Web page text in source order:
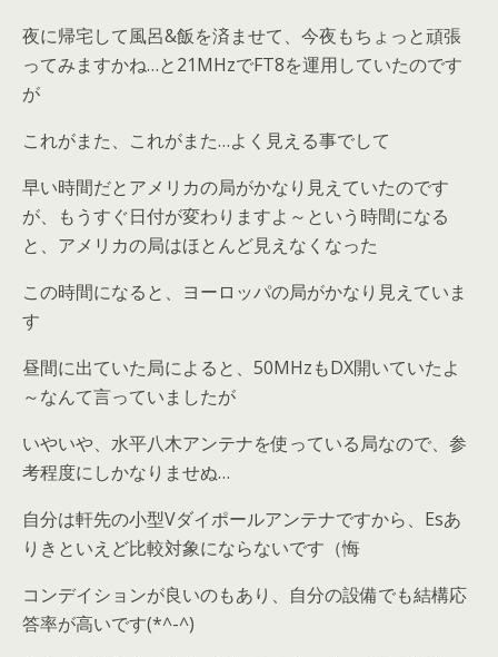
夜に帰宅して風呂&飯を済ませて、今夜もちょっと頑張
ってみますかね…と21MHzでFT8を運用していたのです
が
これがまた、これがまた…よく見える事でして
早い時間だとアメリカの局がかなり見えていたのです
が、もうすぐ日付が変わりますよ～という時間になる
と、アメリカの局はほとんど見えなくなった
この時間になると、ヨーロッパの局がかなり見えていま
す
昼間に出ていた局によると、50MHzもDX開いていたよ
～なんて言っていましたが
いやいや、水平八木アンテナを使っている局なので、参
考程度にしかなりませぬ…
自分は軒先の小型Vダイポールアンテナですから、Esあ
りきといえど比較対象にならないです（悔
コンデイションが良いのもあり、自分の設備でも結構応
答率が高いです(*^-^)